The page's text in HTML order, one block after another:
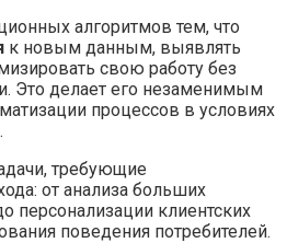
алгоритмов тем, что
к новым данным, выявлять
свою работу без
Это делает его незаменимым
процессов в условиях
требующие
от анализа больших
клиентских
поведения потребителей.